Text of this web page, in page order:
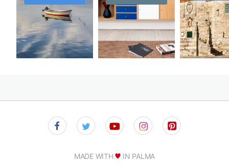
MADE WITH IN PALMA